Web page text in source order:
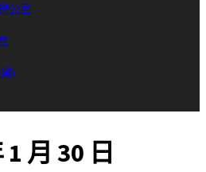
公室
)
月 30 日